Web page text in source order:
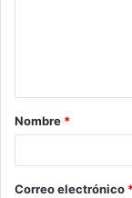
a
r
Nombre *
Correo electrónico